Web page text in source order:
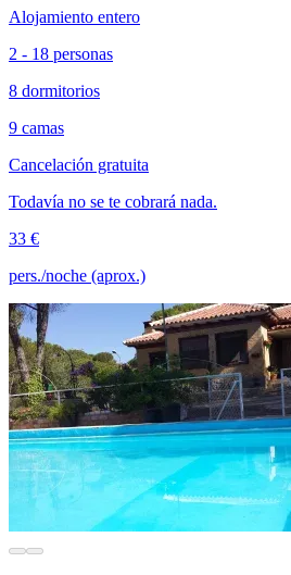
Alojamiento entero
2 - 18 personas
8 dormitorios
9 camas
Cancelación gratuita
Todavía no se te cobrará nada.
33 €
pers./noche (aprox.)